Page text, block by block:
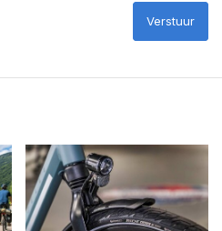
Verstuur